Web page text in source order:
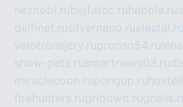
neznobi.rubigfatcc.ru habble.ru
delfinet.rusilvernano.ruelestal.ru
velotrenajery.rupronso54.ru
show-pets.rusmartnews03.ru
miraclecoon.rupongup.ru
firehunters.rugribowo.ru